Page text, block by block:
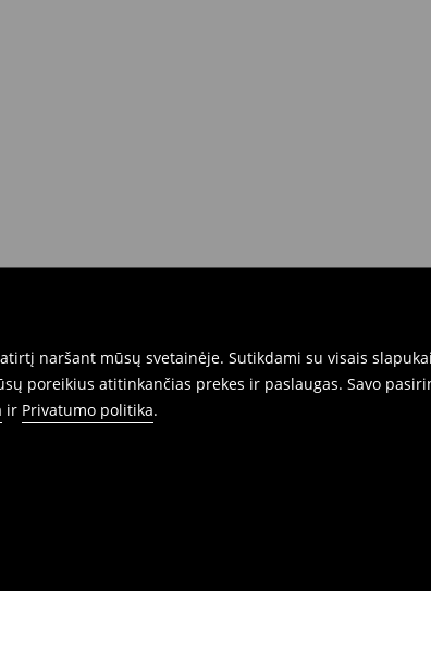
naršant mūsų svetainėje. Sutikdami su visais
poreikius atitinkančias prekes ir paslaugas. Savo
ir Privatumo politika.